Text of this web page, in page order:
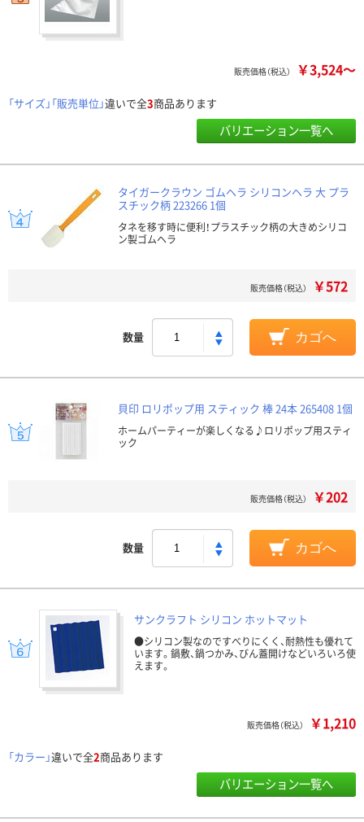
販売価格（税込） ￥3,524～
「サイズ」「販売単位」違いで全3商品あります
バリエーション一覧へ
タイガークラウン ゴムヘラ シリコンヘラ 大 プラ
スチック柄 223266 1個
タネを移す時に便利！プラスチック柄の大きめシリコ
ン製ゴムヘラ
販売価格（税込） ￥572
数量 カゴへ
貝印 ロリポップ用 スティック 棒 24本 265408 1個
ホームパーティーが楽しくなる♪ロリポップ用スティ
ック
販売価格（税込） ￥202
数量 カゴへ
サンクラフト シリコン ホットマット
●シリコン製なのですべりにくく、耐熱性も優れて
います。鍋敷、鍋つかみ、びん蓋開けなどいろいろ使
えます。
販売価格（税込） ￥1,210
「カラー」違いで全2商品あります
バリエーション一覧へ